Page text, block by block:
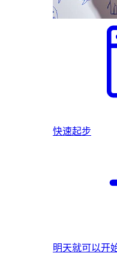
快速起步
明天就可以开